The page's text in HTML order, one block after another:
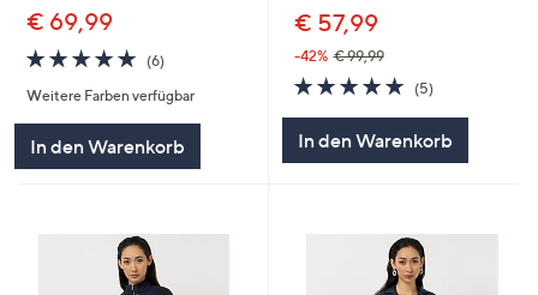
€ 69,99
5.0
von
5
(6)6
Weitere Farben verfügbar
In den Warenkorb
€ 57,99
-42% € 99,99
5.0
von
(5)5
In den Warenkorb